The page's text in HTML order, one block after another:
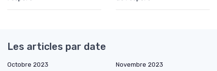
Les articles par date
Octobre 2023
Novembre 2023